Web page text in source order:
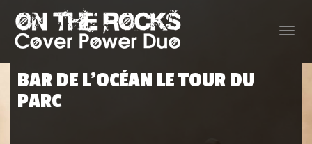
Toggle
BAR DE L’OCÉAN LE TOUR DU
PARC